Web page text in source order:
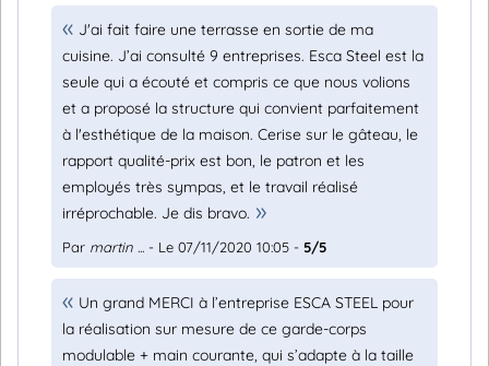
J'ai fait faire une terrasse en sortie de ma
cuisine. J’ai consulté 9 entreprises. Esca Steel est la
seule qui a écouté et compris ce que nous volions
et a proposé la structure qui convient parfaitement
à l'esthétique de la maison. Cerise sur le gâteau, le
rapport qualité-prix est bon, le patron et les
employés très sympas, et le travail réalisé
irréprochable. Je dis bravo.
Par martin ... - Le 07/11/2020 10:05 - 5/5
Un grand MERCI à l’entreprise ESCA STEEL pour
la réalisation sur mesure de ce garde-corps
modulable + main courante, qui s’adapte à la taille